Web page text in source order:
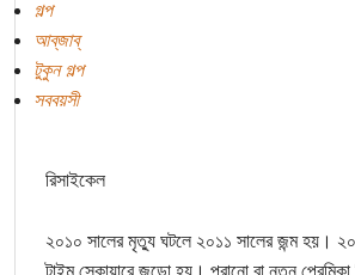
গল্প
আব্‌জাব্‌
টুকুন গল্প
সববয়সী
রিসাইকেল
২০১০ সালের মৃত্যু ঘটলে ২০১১ সালের জন্ম হয়।